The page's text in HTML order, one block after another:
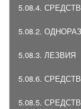
5.08.4.
5.08.2.
5.08.3. ЛЕЗВИЯ
5.08.6.
5.08.5.